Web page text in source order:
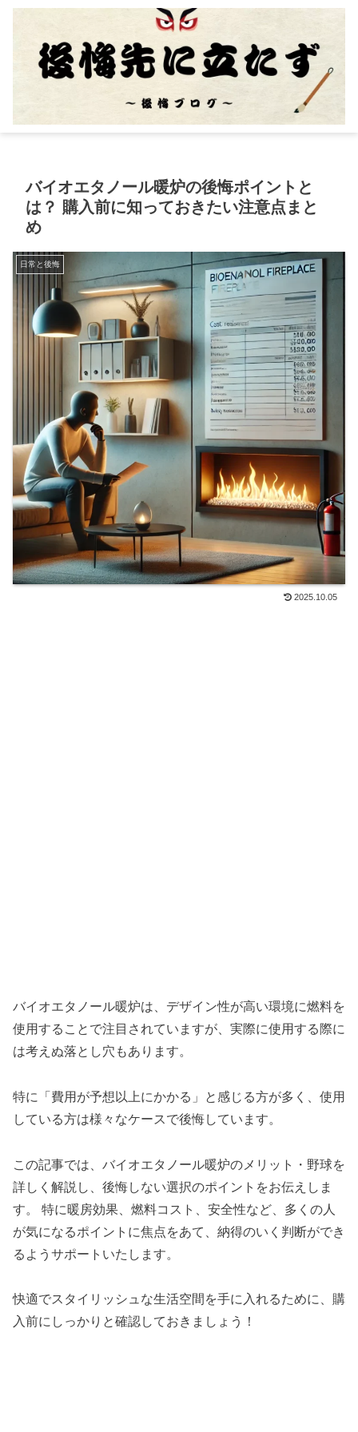
バイオエタノール暖炉の後悔ポイントと
は？ 購入前に知っておきたい注意点まと
め
日常と後悔
2025.10.05
バイオエタノール暖炉は、デザイン性が高い環境に燃料を
使用することで注目されていますが、実際に使用する際に
は考えぬ落とし穴もあります。
特に「費用が予想以上にかかる」と感じる方が多く、使用
している方は様々なケースで後悔しています。
この記事では、バイオエタノール暖炉のメリット・野球を
詳しく解説し、後悔しない選択のポイントをお伝えしま
す。 特に暖房効果、燃料コスト、安​​全性など、多くの人
が気になるポイントに焦点をあて、納得のいく判断ができ
るようサポートいたします。
快適でスタイリッシュな生活空間を手に入れるために、購
入前にしっかりと確認しておきましょう！